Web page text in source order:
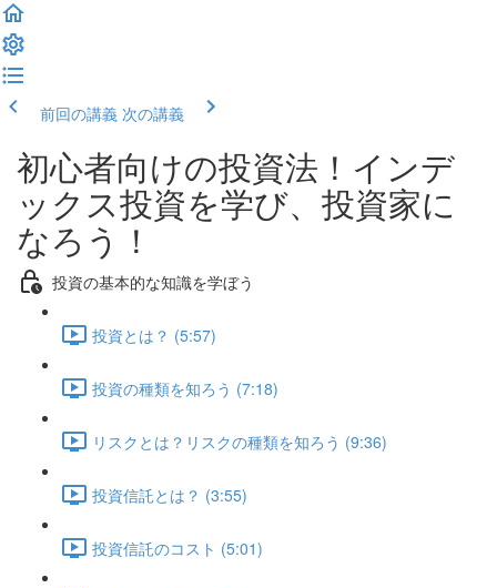
前回の講義 次の講義
初心者向けの投資法！インデ
ックス投資を学び、投資家に
なろう！
投資の基本的な知識を学ぼう
投資とは？ (5:57)
投資の種類を知ろう (7:18)
リスクとは？リスクの種類を知ろう (9:36)
投資信託とは？ (3:55)
投資信託のコスト (5:01)